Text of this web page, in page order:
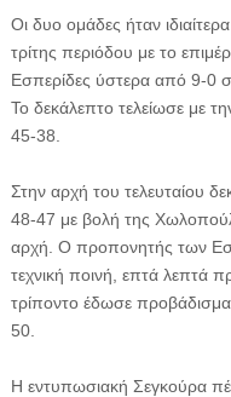
Οι δυο ομάδες ήταν
τρίτης περιόδου με το
Εσπερίδες ύστερα από 9-0
Το δεκάλεπτο τελείωσε με
45-38.
Στην αρχή του τελευταίου
48-47 με βολή της
αρχή. Ο προπονητής των
τεχνική ποινή, επτά λεπτά
τρίποντο έδωσε
50.
Η εντυπωσιακή Σεγκούρα